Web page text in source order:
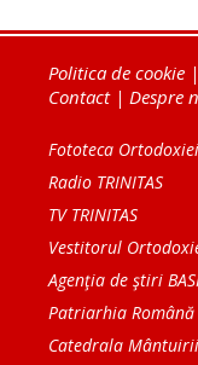
Politica de cookie |
Contact| Despre
Fototeca
Radio TRINITAS
TV TRINITAS
Vestitorul
Agenţia de ştiri
Patriarhia Română
Catedrala